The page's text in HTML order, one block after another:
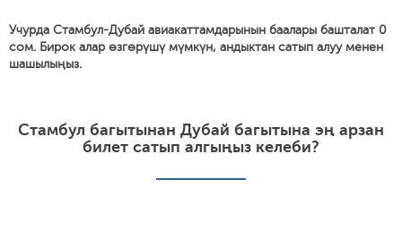
Учурда Стамбул-Дубай авиакаттамдарынын баалары башталат 0
сом. Бирок алар өзгөрүшү мүмкүн, андыктан сатып алуу менен
шашылыңыз.
Стамбул багытынан Дубай багытына эң арзан
билет сатып алгыңыз келеби?